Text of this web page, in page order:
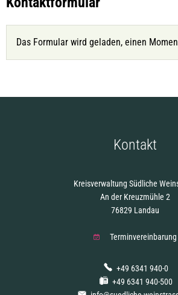
Das Formular wird geladen, einen
Kontakt
Kreisverwaltung Südliche
An der Kreuzmühle 2
76829 Landau
Terminvereinbarung
+49 6341 940-0
+49 6341 940-500